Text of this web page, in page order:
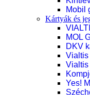
Mobil
Kártyák és
MOL
DKV
Vialtis
Vialtis
Yes!